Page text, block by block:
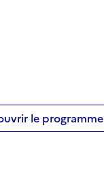
le programme